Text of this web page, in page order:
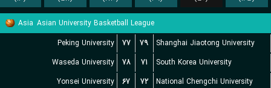
Asia Asian University Basketball League
Peking University
۷۷ ۷۹
Shanghai Jiaotong University
Waseda University
۷۸ ۷۱
South Korea University
Yonsei University
۶۷ ۷۲
National Chengchi University